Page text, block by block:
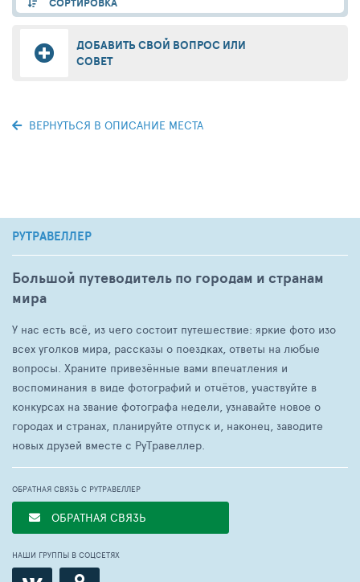
ДОБАВИТЬ СВОЙ ВОПРОС ИЛИ
СОВЕТ
ВЕРНУТЬСЯ В ОПИСАНИЕ МЕСТА
РУТРАВЕЛЛЕР
Большой путеводитель по городам и странам
мира
У нас есть всё, из чего состоит путешествие: яркие фото изо
всех уголков мира, рассказы о поездках, ответы на любые
вопросы. Храните привезённые вами впечатления и
воспоминания в виде фотографий и отчётов, участвуйте в
конкурсах на звание фотографа недели, узнавайте новое о
городах и странах, планируйте отпуск и, наконец, заводите
новых друзей вместе с РуТравеллер.
ОБРАТНАЯ СВЯЗЬ С РУТРАВЕЛЛЕР
ОБРАТНАЯ СВЯЗЬ
НАШИ ГРУППЫ В СОЦСЕТЯХ